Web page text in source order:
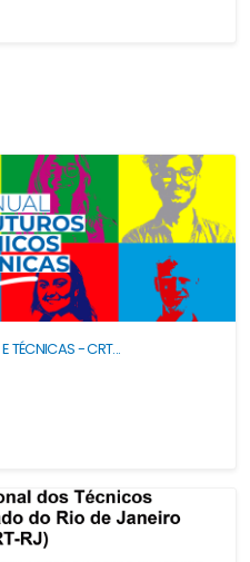
TÉCNICAS - CRT...